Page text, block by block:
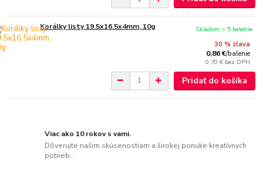
Korálky listy 19.5x16.5x4mm, 10g
30 % zľava
0,86 €/balenie
0,70 € bez DPH
Skladom > 5 balenie
Pridať do košíka
Viac ako 10 rokov s vami.
Dôverujte našim skúsenostiam a širokej ponuke kreatívnych
potrieb..